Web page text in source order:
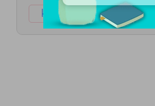
ketabtala.com/sbp-49642